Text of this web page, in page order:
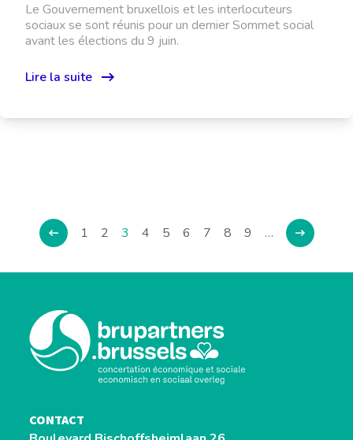
Le Gouvernement bruxellois et les interlocuteurs
sociaux se sont réunis pour un dernier Sommet social
avant les élections du 9 juin.
Lire la suite
Pagination
Page
précédente
‹
Page
1 Page
2
Page
3 Page
4 Page
5 Page
6 Page
7 Page
8 Page
9 …
Page
suivante
Suivant
CONTACT